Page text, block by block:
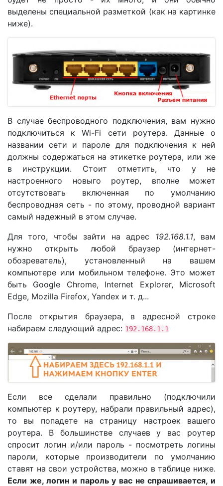
выделены специальной разметкой (как на картинке
ниже).
В случае беспроводного подключения, вам нужно
подключиться к Wi-Fi сети роутера. Данные о
названии сети и пароле для подключения к ней
должны содержаться на этикетке роутера, или же
в инструкции. Стоит отметить, что у не
настроенного новыго роутер, вполне может
отсутствовать включенная по умолчанию
беспроводная сеть - по этому, проводной вариант
самый надежный в этом случае.
Для того, чтобы зайти на адрес 192.168.1.1, вам
нужно открыть любой браузер (интернет-
обозреватель), установленный на вашем
компьютере или мобильном телефоне. Это может
быть Google Chrome, Internet Explorer, Microsoft
Edge, Mozilla Firefox, Yandex и т. д...
После открытия браузера, в адресной строке
набираем следующий адрес: 192.168.1.1
Если все сделали правильно (подключили
компьютер к роутеру, набрали правильный адрес),
то вы попадете на страницу настроек вашего
роутера. В большинстве случаев у вас роутер
спросит логин и/или пароль - посмотреть логины
пароли, которые производители по умолчанию
ставят на свои устройства, можно в таблице ниже.
Если же, логин и пароль у вас не спрашивается, и